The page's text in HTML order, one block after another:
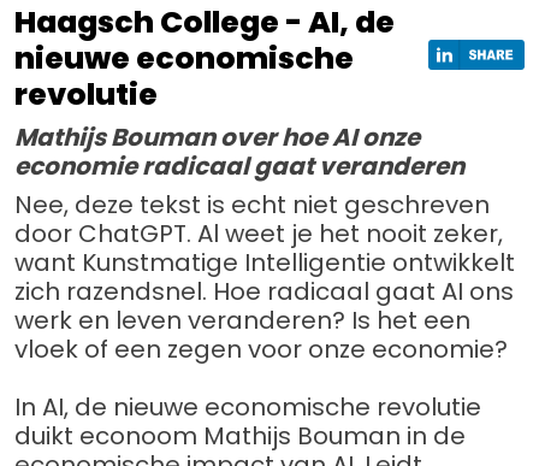
Haagsch College - AI, de
nieuwe economische
revolutie
Mathijs Bouman over hoe AI onze
economie radicaal gaat veranderen
Nee, deze tekst is echt niet geschreven
door ChatGPT. Al weet je het nooit zeker,
want Kunstmatige Intelligentie ontwikkelt
zich razendsnel. Hoe radicaal gaat AI ons
werk en leven veranderen? Is het een
vloek of een zegen voor onze economie?
In AI, de nieuwe economische revolutie
duikt econoom Mathijs Bouman in de